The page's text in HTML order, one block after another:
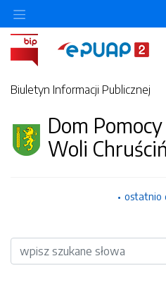
Biuletyn Informacji Publicznej
Dom
Woli
ostatnio
Wyszukiwarka